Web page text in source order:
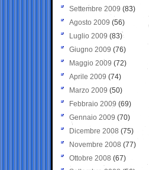
Settembre 2009 (83)
Agosto 2009 (56)
Luglio 2009 (83)
Giugno 2009 (76)
Maggio 2009 (72)
Aprile 2009 (74)
Marzo 2009 (50)
Febbraio 2009 (69)
Gennaio 2009 (70)
Dicembre 2008 (75)
Novembre 2008 (77)
Ottobre 2008 (67)